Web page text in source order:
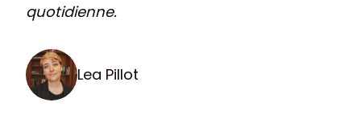
quotidienne.
Lea Pillot